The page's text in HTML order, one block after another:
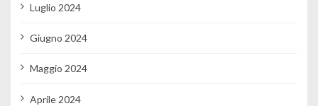
Luglio 2024
Giugno 2024
Maggio 2024
Aprile 2024